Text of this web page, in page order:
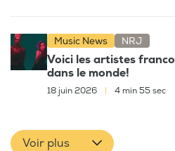
Music News NRJ
Voici les artistes
dans le monde!
18 juin 2026 | 4 min 55 sec
Voir plus